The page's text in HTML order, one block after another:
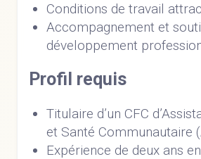
Conditions de travail
Accompagnement et
développement
Profil requis
Titulaire d’un CFC
et Santé Communautaire
Expérience de deux ans